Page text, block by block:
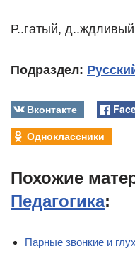
Р..гатый,
Подраздел:
Вконтакте
Одноклассники
Похожие
Педагогика:
Парные звонкие и